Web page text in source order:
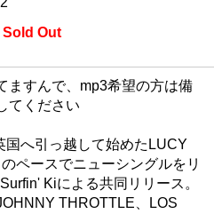
Sold Out
すんで、mp3希望の方は備
てください
へ引っ越して始めたLUCY
ペースでニューシングルをリ
Kiによる共同リリース。
THROTTLE、LOS